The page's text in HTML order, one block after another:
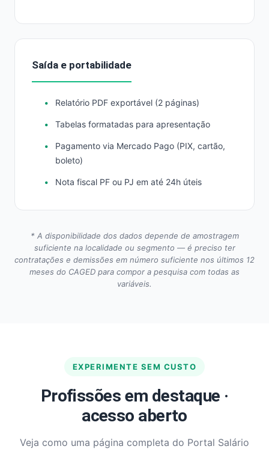
Saída e portabilidade
Relatório PDF exportável (2 páginas)
Tabelas formatadas para apresentação
Pagamento via Mercado Pago (PIX, cartão,
boleto)
Nota fiscal PF ou PJ em até 24h úteis
* A disponibilidade dos dados depende de amostragem
suficiente na localidade ou segmento — é preciso ter
contratações e demissões em número suficiente nos últimos 12
meses do CAGED para compor a pesquisa com todas as
variáveis.
EXPERIMENTE SEM CUSTO
Profissões em destaque ·
acesso aberto
Veja como uma página completa do Portal Salário